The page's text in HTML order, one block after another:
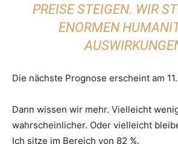
PREISE STEIGEN. WIR
ENORMEN
Die nächste Prognose erscheint am
Dann wissen wir mehr. Vielleicht
wahrscheinlicher. Oder vielleicht
Ich sitze im Bereich von 82 %.